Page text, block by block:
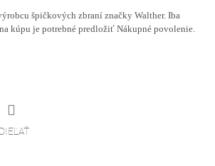
špičkových zbraní značky Walther. Iba
kúpu je potrebné predložiť Nákupné povolenie.